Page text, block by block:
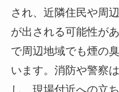
され、近隣住民や周
が出される可能性が
で周辺地域でも煙の
います。消防や警察
し、現場付近への立